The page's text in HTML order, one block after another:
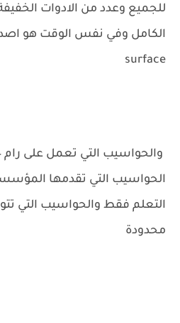
للجميع وعدد من الادوات
الكامل وفي نفس الوقت هو
surface
الحواسيب التي تقدمها
التعلم فقط والحواسيب التي
محدودة